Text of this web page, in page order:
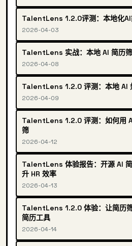
TalentLens 1.2.0评测：本地化AI
2026-04-03
TalentLens 实战：本地 AI 简历
2026-04-08
TalentLens 1.2.0 评测：本地 AI
2026-04-09
TalentLens 1.2.0 评测：如何用
筛
2026-04-12
TalentLens 体验报告：开源 AI
升 HR 效率
2026-04-13
TalentLens 1.2.0 体验：让简历
简历工具
2026-04-14